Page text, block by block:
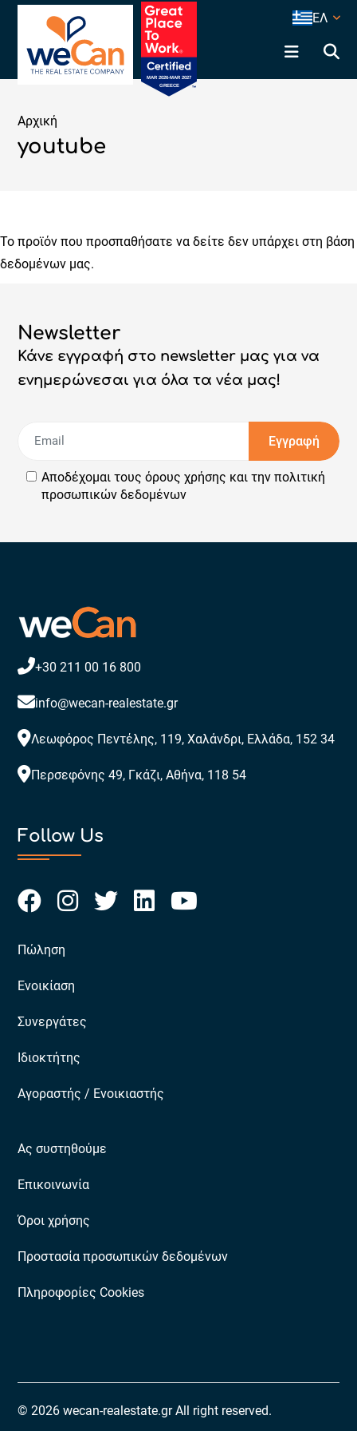
ΕΛ
Αρχική
youtube
Το προϊόν που προσπαθήσατε να δείτε δεν υπάρχει στη βάση
δεδομένων μας.
Newsletter
Κάνε εγγραφή στο newsletter μας για να
ενημερώνεσαι για όλα τα νέα μας!
Εγγραφή
Αποδέχομαι τουςόρους χρήσης και τηνπολιτική
προσωπικών δεδομένων
+30 211 00 16 800
info@wecan-realestate.gr
Λεωφόρος Πεντέλης, 119, Χαλάνδρι, Ελλάδα, 152 34
Περσεφόνης 49, Γκάζι, Αθήνα, 118 54
Follow Us
Πώληση
Ενοικίαση
Συνεργάτες
Ιδιοκτήτης
Αγοραστής / Ενοικιαστής
Ας συστηθούμε
Επικοινωνία
Όροι χρήσης
Προστασία προσωπικών δεδομένων
Πληροφορίες Cookies
© 2026 wecan-realestate.gr All right reserved.